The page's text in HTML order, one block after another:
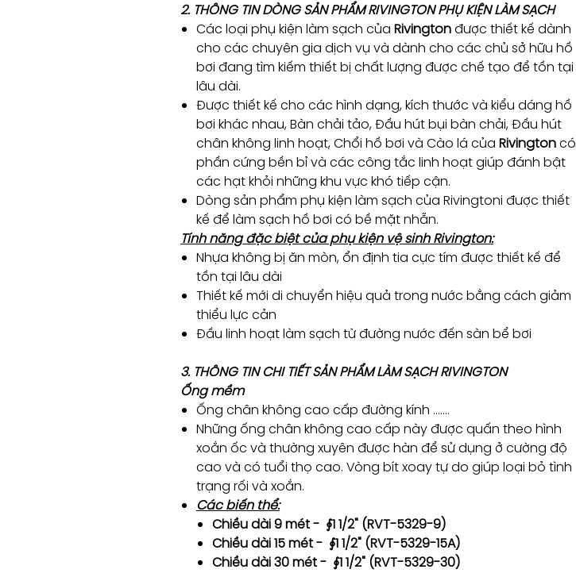
2. THÔNG TIN DÒNG SẢN PHẨM RIVINGTON PHỤ KIỆN LÀM SẠCH
Các loại phụ kiện làm sạch của Rivingtonđược thiết kế dành
cho các chuyên gia dịch vụ và dành cho các chủ sở hữu hồ
bơi đang tìm kiếm thiết bị chất lượng được chế tạo để tồn tại
lâu dài.
Được thiết kế cho các hình dạng, kích thước và kiểu dáng hồ
bơi khác nhau, Bàn chải tảo, Đầu hút bụi bàn chải, Đầu hút
chân không linh hoạt, Chổi hồ bơi và Cào lá của Rivingtoncó
phần cứng bền bỉ và các công tắc linh hoạt giúp đánh bật
các hạt khỏi những khu vực khó tiếp cận.
Dòng sản phẩm phụ kiện làm sạch của Rivingtoni được thiết
kế để làm sạch hồ bơi có bề mặt nhẵn.
Tính năng đặc biệt của phụ kiện vệ sinh Rivington:
Nhựa không bị ăn mòn, ổn định tia cực tím được thiết kế để
tồn tại lâu dài
Thiết kế mới di chuyển hiệu quả trong nước bằng cách giảm
thiểu lực cản
Đầu linh hoạt làm sạch từ đường nước đến sàn bể bơi
3. THÔNG TIN CHI TIẾT SẢN PHẨM LÀM SẠCH RIVINGTON
Ống mềm
Ống chân không cao cấp đường kính …….
Những ống chân không cao cấp này được quấn theo hình
xoắn ốc và thường xuyên được hàn để sử dụng ở cường độ
cao và có tuổi thọ cao. Vòng bít xoay tự do giúp loại bỏ tình
trạng rối và xoắn.
Các biến thể:
Chiều dài 9 mét - ∮1 1/2" (RVT-5329-9)
Chiều dài 15 mét - ∮1 1/2" (RVT-5329-15A)
Chiều dài 30 mét - ∮1 1/2" (RVT-5329-30)